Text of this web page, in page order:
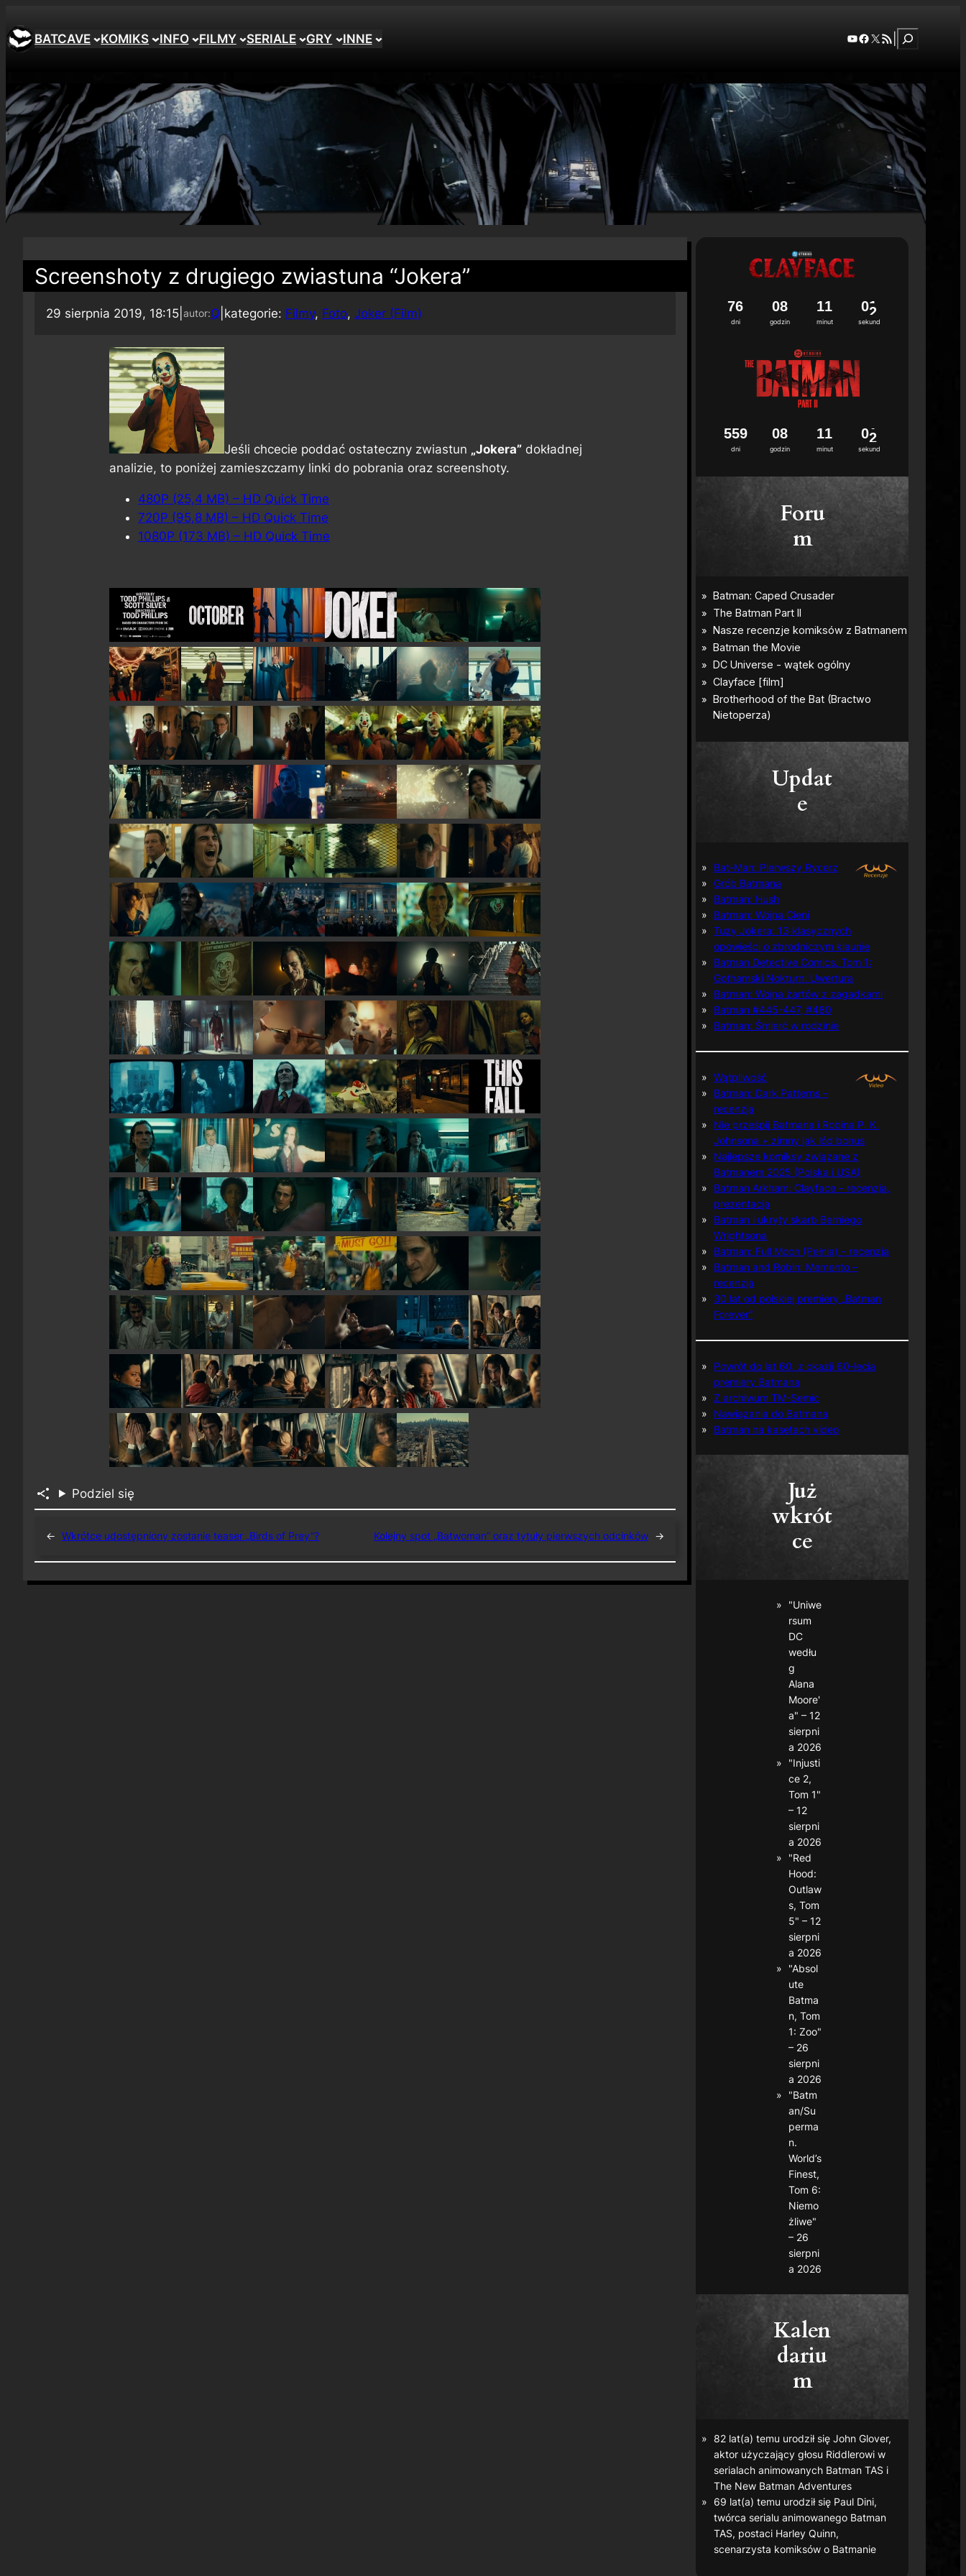
BATCAVE KOMIKS INFO FILMY SERIALE GRY INNE YouTube
Facebook
X RSS FeedSzukaj
Screenshoty z drugiego zwiastuna “Jokera”
29 sierpnia 2019, 18:15 autor:Q kategorie: Filmy, Foto, Joker (Film)
Jeśli chcecie poddać ostateczny zwiastun „Jokera” dokładnej
analizie, to poniżej zamieszczamy linki do pobrania oraz screenshoty.
480P (25,4 MB) – HD Quick Time
720P (95,8 MB) – HD Quick Time
1080P (173 MB) – HD Quick Time
Podziel się
← Wkrótce udostępniony zostanie teaser „Birds of Prey”? Kolejny spot „Batwoman” oraz tytuły pierwszych odcinków →
dni
76
godzin
08
minut
11
sekund
00
1
dni
559
godzin
08
minut
11
sekund
00
1
Foru
m
Updat
e
Bat-Man: Pierwszy Rycerz
Grób Batmana
Batman: Hush
Batman: Wojna Cieni
Tuzy Jokera: 13 klasycznych
opowieści o zbrodniczym klaunie
Batman Detective Comics, Tom 1:
Gothamski Nokturn: Uwertura
Batman: Wojna żartów z zagadkami
Batman #445-447, #480
Batman: Śmierć w rodzinie
Wątpliwość
Batman: Dark Patterns –
recenzja
Nie prześpij Batmana i Robina P. K.
Johnsona + zimny jak lód bonus
Najlepsze komiksy związane z
Batmanem 2025 (Polska i USA)
Batman Arkham: Clayface – recenzja,
prezentacja
Batman i ukryty skarb Berniego
Wrightsona
Batman: Full Moon (Pełnia) – recenzja
Batman and Robin: Memento –
recenzja
30 lat od polskiej premiery „Batman
Forever”
Powrót do lat 60. z okazji 60-lecia
premiery Batmana
Z archiwum TM-Semic
Nawiązania do Batmana
Batman na kasetach video
Już
wkrót
ce
"Uniwe
rsum
DC
wedłu
g
Alana
Moore'
a" – 12
sierpni
a 2026
"Injusti
ce 2,
Tom 1"
– 12
sierpni
a 2026
"Red
Hood:
Outlaw
s, Tom
5" – 12
sierpni
a 2026
"Absol
ute
Batma
n, Tom
1: Zoo"
– 26
sierpni
a 2026
"Batm
an/Su
perma
n.
World’s
Finest,
Tom 6:
Niemo
żliwe"
– 26
sierpni
a 2026
Kalen
dariu
m
82 lat(a) temu urodził się John Glover,
aktor użyczający głosu Riddlerowi w
serialach animowanych Batman TAS i
The New Batman Adventures
69 lat(a) temu urodził się Paul Dini,
twórca serialu animowanego Batman
TAS, postaci Harley Quinn,
scenarzysta komiksów o Batmanie